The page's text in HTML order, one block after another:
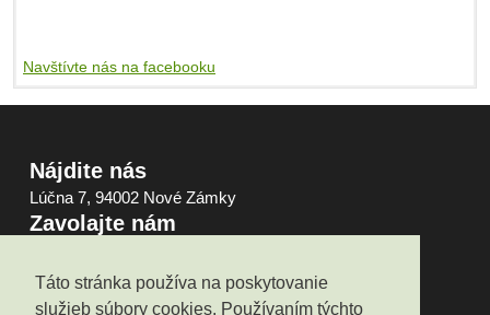
Táto stránka používa na poskytovanie
služieb súbory cookies. Používaním týchto
Navštívte nás na facebooku
Nájdite nás
Lúčna 7, 94002 Nové Zámky
Zavolajte nám
Napíšte nám
obchod@pgchem.sk